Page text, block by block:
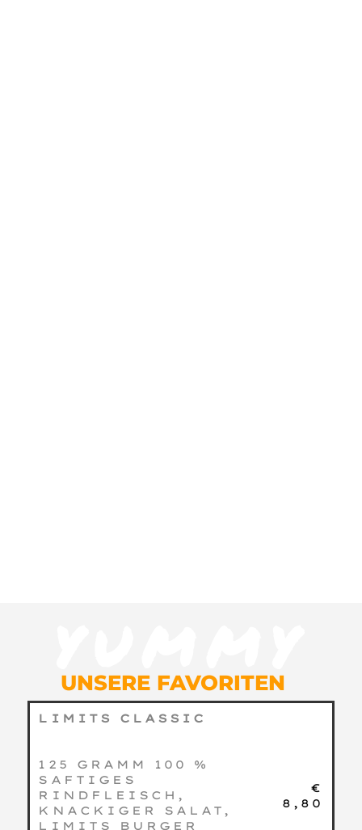
UNSERE FAVORITEN
LIMITS CLASSIC
125 GRAMM 100 %
SAFTIGES
RINDFLEISCH,
KNACKIGER SALAT,
LIMITS BURGER
€
8,80